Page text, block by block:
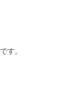
です。